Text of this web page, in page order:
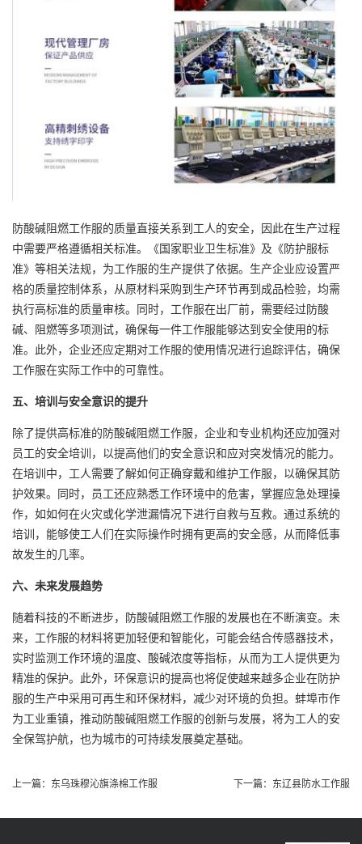
防酸碱阻燃工作服的质量直接关系到工人的安全，因此在生产过程
中需要严格遵循相关标准。《国家职业卫生标准》及《防护服标
准》等相关法规，为工作服的生产提供了依据。生产企业应设置严
格的质量控制体系，从原材料采购到生产环节再到成品检验，均需
执行高标准的质量审核。同时，工作服在出厂前，需要经过防酸
碱、阻燃等多项测试，确保每一件工作服能够达到安全使用的标
准。此外，企业还应定期对工作服的使用情况进行追踪评估，确保
工作服在实际工作中的可靠性。
五、培训与安全意识的提升
除了提供高标准的防酸碱阻燃工作服，企业和专业机构还应加强对
员工的安全培训，以提高他们的安全意识和应对突发情况的能力。
在培训中，工人需要了解如何正确穿戴和维护工作服，以确保其防
护效果。同时，员工还应熟悉工作环境中的危害，掌握应急处理操
作，如如何在火灾或化学泄漏情况下进行自救与互救。通过系统的
培训，能够使工人们在实际操作时拥有更高的安全感，从而降低事
故发生的几率。
六、未来发展趋势
随着科技的不断进步，防酸碱阻燃工作服的发展也在不断演变。未
来，工作服的材料将更加轻便和智能化，可能会结合传感器技术，
实时监测工作环境的温度、酸碱浓度等指标，从而为工人提供更为
精准的保护。此外，环保意识的提高也将促使越来越多企业在防护
服的生产中采用可再生和环保材料，减少对环境的负担。蚌埠市作
为工业重镇，推动防酸碱阻燃工作服的创新与发展，将为工人的安
全保驾护航，也为城市的可持续发展奠定基础。
上一篇： 东乌珠穆沁旗涤棉工作服 下一篇： 东辽县防水工作服